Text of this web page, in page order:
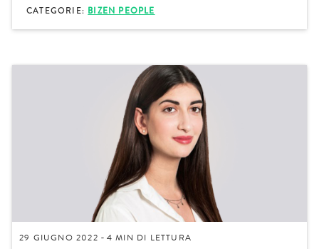
CATEGORIE: BIZEN PEOPLE
29 GIUGNO 2022 - 4 MIN DI LETTURA